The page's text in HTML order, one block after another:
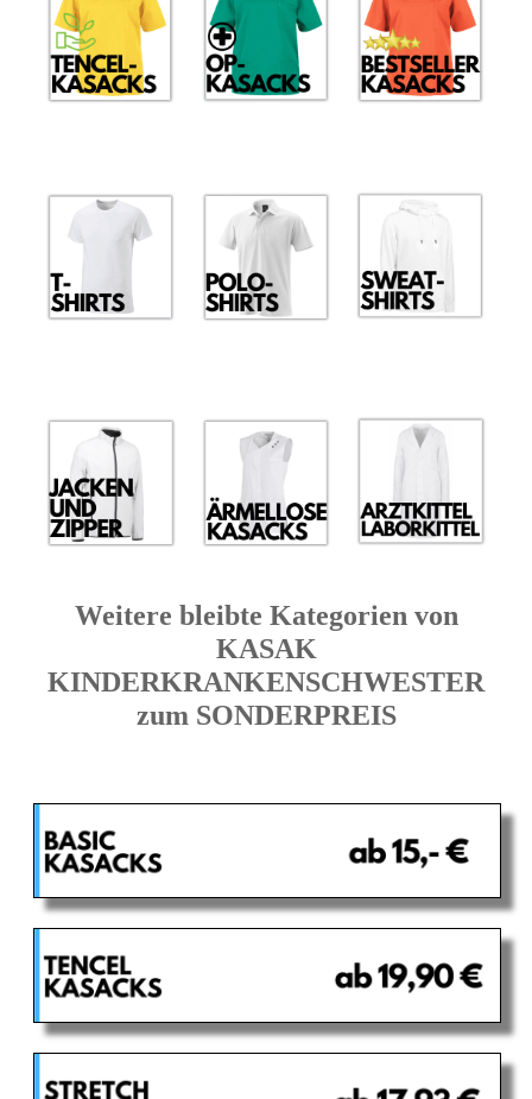
Weitere bleibte Kategorien von
KASAK
KINDERKRANKENSCHWESTER
zum SONDERPREIS